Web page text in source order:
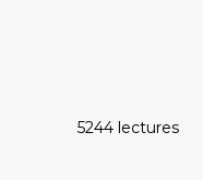
5244 lectures